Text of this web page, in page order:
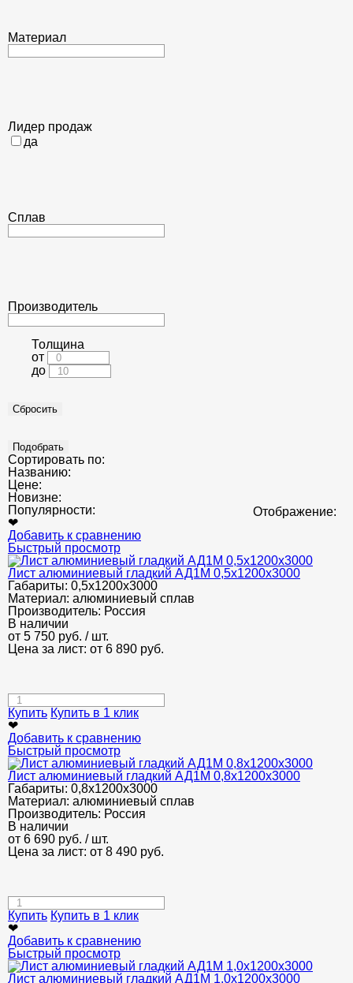
Материал
Лидер продаж
да
Сплав
Производитель
Толщина
от
до
Сортировать по:
Названию:
Цене:
Новизне:
Популярности:
Отображение:
❤
Добавить к сравнению
Быстрый просмотр
Лист алюминиевый гладкий АД1М 0,5х1200х3000
Габариты: 0,5х1200х3000
Материал: алюминиевый сплав
Производитель: Россия
В наличии
от 5 750 руб. / шт.
Цена за лист: от 6 890 руб.
Купить Купить в 1 клик
❤
Добавить к сравнению
Быстрый просмотр
Лист алюминиевый гладкий АД1М 0,8х1200х3000
Габариты: 0,8х1200х3000
Материал: алюминиевый сплав
Производитель: Россия
В наличии
от 6 690 руб. / шт.
Цена за лист: от 8 490 руб.
Купить Купить в 1 клик
❤
Добавить к сравнению
Быстрый просмотр
Лист алюминиевый гладкий АД1М 1,0х1200х3000